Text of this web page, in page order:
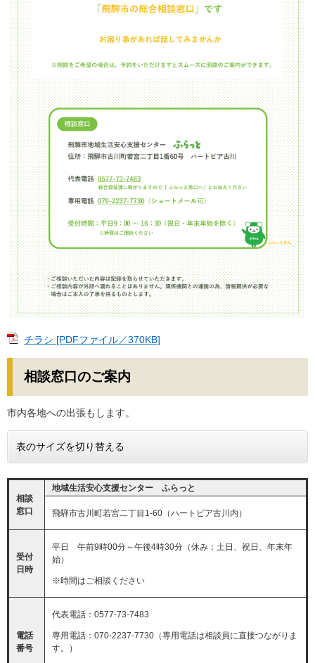
チラシ [PDFファイル／370KB]
相談窓口のご案内
市内各地への出張もします。
表のサイズを切り替える
相談
窓口
地域生活安心支援センター ふらっと
飛騨市古川町若宮二丁目1-60（ハートピア古川内）
受付
日時
平日 午前9時00分～午後4時30分（休み：土日、祝日、年末年
始）​
※時間はご相談ください
電話
番号
代表電話：0577-73-7483
専用電話：070-2237-7730（専用電話は相談員に直接つながりま
す。）